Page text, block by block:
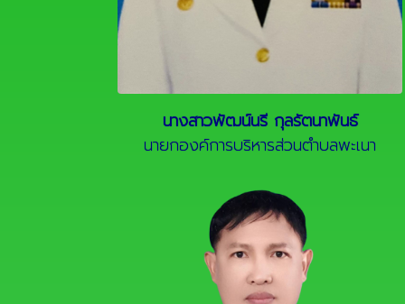
นางสาวพัฒน์นรี กุลรัตนาพันธ์
นายกองค์การบริหารส่วนตำบลพะเนา